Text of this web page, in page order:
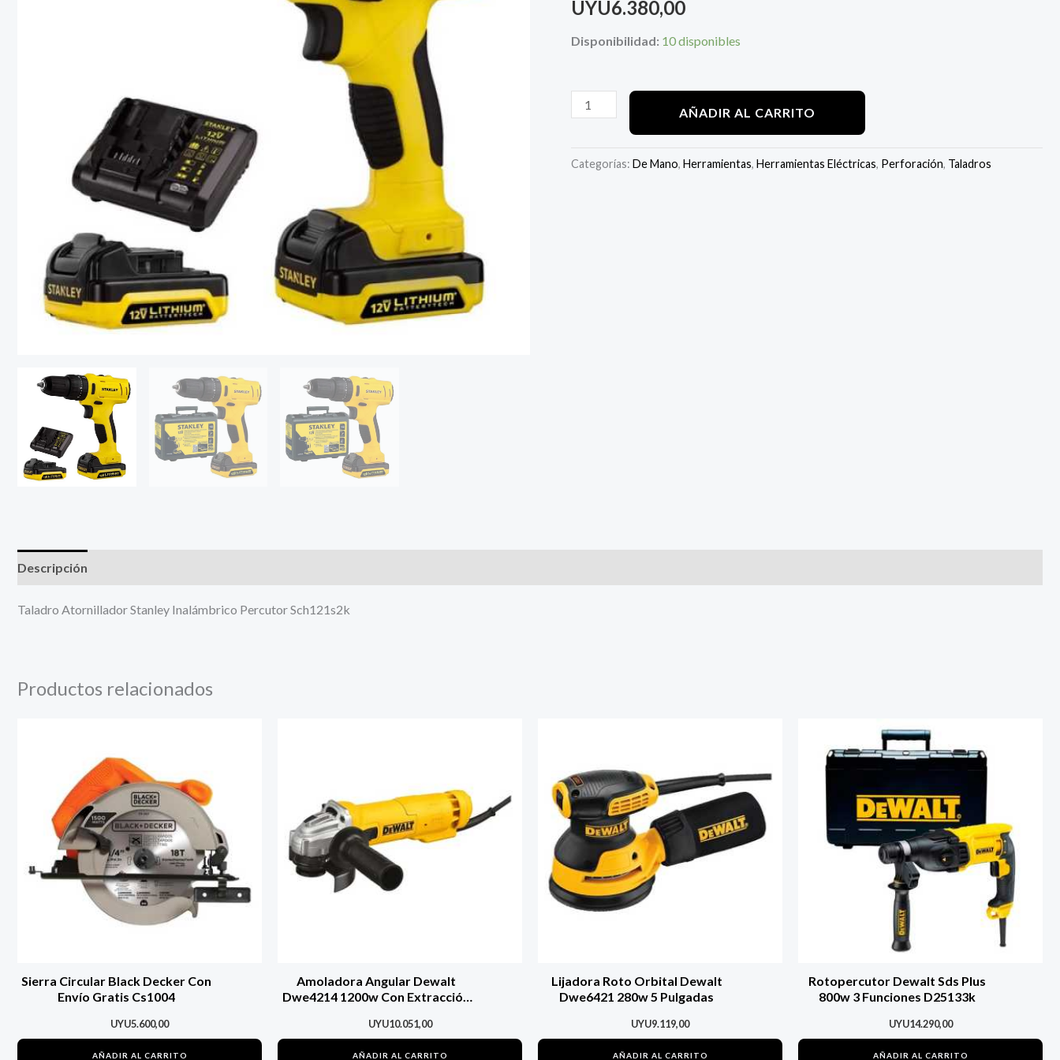
UYU6.380,00
Disponibilidad: 10 disponibles
AÑADIR AL CARRITO
Categorías: De Mano, Herramientas, Herramientas Eléctricas, Perforación, Taladros
Descripción
Taladro Atornillador Stanley Inalámbrico Percutor Sch121s2k
Productos relacionados
Sierra Circular Black Decker Con
Envío Gratis Cs1004
UYU5.600,00
AÑADIR AL CARRITO
Amoladora Angular Dewalt
Dwe4214 1200w Con Extracción
UYU10.051,00
AÑADIR AL CARRITO
Lijadora Roto Orbital Dewalt
Dwe6421 280w 5 Pulgadas
UYU9.119,00
AÑADIR AL CARRITO
Rotopercutor Dewalt Sds Plus
800w 3 Funciones D25133k
UYU14.290,00
AÑADIR AL CARRITO